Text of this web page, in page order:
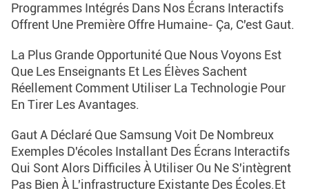
Programmes Intégrés Dans Nos Écrans Interactifs
Offrent Une Première Offre Humaine- Ça, C'est Gaut.
La Plus Grande Opportunité Que Nous Voyons Est
Que Les Enseignants Et Les Élèves Sachent
Réellement Comment Utiliser La Technologie Pour
En Tirer Les Avantages.
Gaut A Déclaré Que Samsung Voit De Nombreux
Exemples D'écoles Installant Des Écrans Interactifs
Qui Sont Alors Difficiles À Utiliser Ou Ne S'intègrent
Pas Bien À L'infrastructure Existante Des Écoles.et